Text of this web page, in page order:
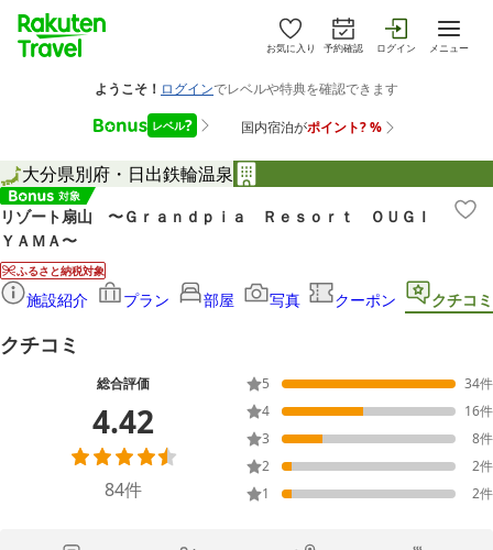
お気に入り 予約確認 ログイン メニュー
大分県別府・日出鉄輪温泉
リゾート扇山 〜Ｇｒａｎｄｐｉａ Ｒｅｓｏｒｔ ＯＵＧＩ
ＹＡＭＡ〜
ふるさと納税対象
施設紹介 プラン 部屋 写真 クーポン クチコミ
クチコミ
総合評価
4.42
84件
5 34件
4
16件
3
8件
2
2件
1
2件